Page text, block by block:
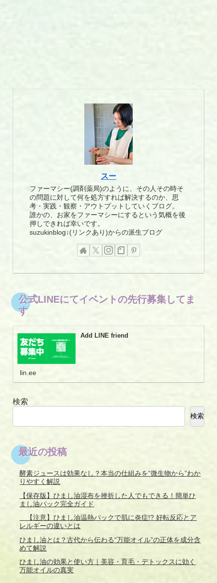
スー
ファーマシー(調剤薬局)のように、その人その時そ
の問題に対して何を処方すれば解決するのか、思
考・実践・観察・アウトプットしていくブログ。
誰かの、お家をファーマシーにするという気概を後
押しできれば幸いです。
suzukinblog↓(リンクあり)からの派生ブログ
公式LINEにてイベントの先行募集してま
す
Add LINE friend
lin.ee
検索
検索
最近の投稿
酵素ジュースは効果なし？本当の仕組みを“微生物から”わか
りやすく解説
【保存版】ひまし油湿布を挫折した人でもできる！簡単ひ
まし油パック完全ガイド
【注意】ひまし油温熱パックで肌に炎症!? 好転反応とア
レルギーの違いとは
ひまし油とは？古代から伝わる“万能オイル”の正体を成分含
めて解説
ひまし油の効果と使い方｜美容・育毛・デトックスに効く
万能オイルの真実